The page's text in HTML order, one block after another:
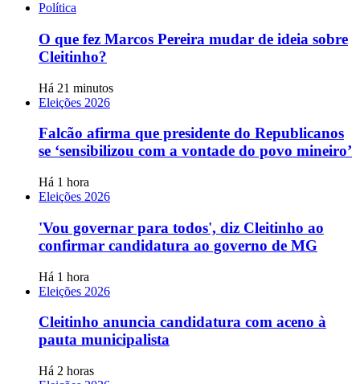
Política
O que fez Marcos Pereira mudar de ideia sobre
Cleitinho?
Há 21 minutos
Eleições 2026
Falcão afirma que presidente do Republicanos
se ‘sensibilizou com a vontade do povo mineiro’
Há 1 hora
Eleições 2026
'Vou governar para todos', diz Cleitinho ao
confirmar candidatura ao governo de MG
Há 1 hora
Eleições 2026
Cleitinho anuncia candidatura com aceno à
pauta municipalista
Há 2 horas